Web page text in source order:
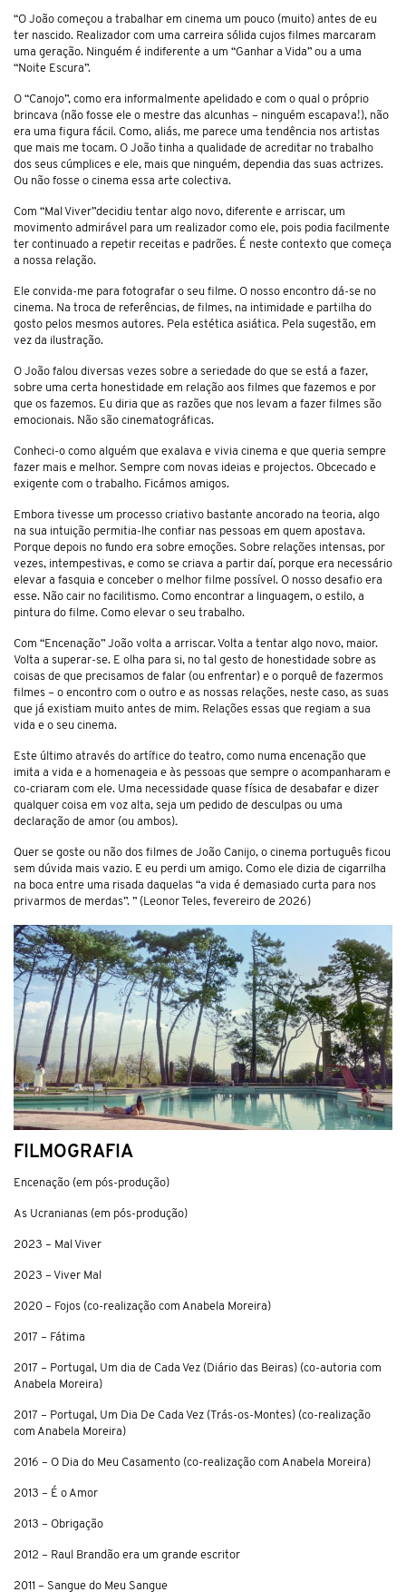
“O João começou a trabalhar em cinema um pouco (muito) antes de eu
ter nascido. Realizador com uma carreira sólida cujos filmes marcaram
uma geração. Ninguém é indiferente a um “Ganhar a Vida” ou a uma
“Noite Escura”.
O “Canojo”, como era informalmente apelidado e com o qual o próprio
brincava (não fosse ele o mestre das alcunhas – ninguém escapava!), não
era uma figura fácil. Como, aliás, me parece uma tendência nos artistas
que mais me tocam. O João tinha a qualidade de acreditar no trabalho
dos seus cúmplices e ele, mais que ninguém, dependia das suas actrizes.
Ou não fosse o cinema essa arte colectiva.
Com “Mal Viver”decidiu tentar algo novo, diferente e arriscar, um
movimento admirável para um realizador como ele, pois podia facilmente
ter continuado a repetir receitas e padrões. É neste contexto que começa
a nossa relação.
Ele convida-me para fotografar o seu filme. O nosso encontro dá-se no
cinema. Na troca de referências, de filmes, na intimidade e partilha do
gosto pelos mesmos autores. Pela estética asiática. Pela sugestão, em
vez da ilustração.
O João falou diversas vezes sobre a seriedade do que se está a fazer,
sobre uma certa honestidade em relação aos filmes que fazemos e por
que os fazemos. Eu diria que as razões que nos levam a fazer filmes são
emocionais. Não são cinematográficas.
Conheci-o como alguém que exalava e vivia cinema e que queria sempre
fazer mais e melhor. Sempre com novas ideias e projectos. Obcecado e
exigente com o trabalho. Ficámos amigos.
Embora tivesse um processo criativo bastante ancorado na teoria, algo
na sua intuição permitia-lhe confiar nas pessoas em quem apostava.
Porque depois no fundo era sobre emoções. Sobre relações intensas, por
vezes, intempestivas, e como se criava a partir daí, porque era necessário
elevar a fasquia e conceber o melhor filme possível. O nosso desafio era
esse. Não cair no facilitismo. Como encontrar a linguagem, o estilo, a
pintura do filme. Como elevar o seu trabalho.
Com “Encenação” João volta a arriscar. Volta a tentar algo novo, maior.
Volta a superar-se. E olha para si, no tal gesto de honestidade sobre as
coisas de que precisamos de falar (ou enfrentar) e o porquê de fazermos
filmes – o encontro com o outro e as nossas relações, neste caso, as suas
que já existiam muito antes de mim. Relações essas que regiam a sua
vida e o seu cinema.
Este último através do artífice do teatro, como numa encenação que
imita a vida e a homenageia e às pessoas que sempre o acompanharam e
co-criaram com ele. Uma necessidade quase física de desabafar e dizer
qualquer coisa em voz alta, seja um pedido de desculpas ou uma
declaração de amor (ou ambos).
Quer se goste ou não dos filmes de João Canijo, o cinema português ficou
sem dúvida mais vazio. E eu perdi um amigo. Como ele dizia de cigarrilha
na boca entre uma risada daquelas “a vida é demasiado curta para nos
privarmos de merdas”. ” (Leonor Teles, fevereiro de 2026)
FILMOGRAFIA
Encenação (em pós-produção)
As Ucranianas (em pós-produção)
2023 – Mal Viver
2023 – Viver Mal
2020 – Fojos (co-realização com Anabela Moreira)
2017 – Fátima
2017 – Portugal, Um dia de Cada Vez (Diário das Beiras) (co-autoria com
Anabela Moreira)
2017 – Portugal, Um Dia De Cada Vez (Trás-os-Montes) (co-realização
com Anabela Moreira)
2016 – O Dia do Meu Casamento (co-realização com Anabela Moreira)
2013 – É o Amor
2013 – Obrigação
2012 – Raul Brandão era um grande escritor
2011 – Sangue do Meu Sangue